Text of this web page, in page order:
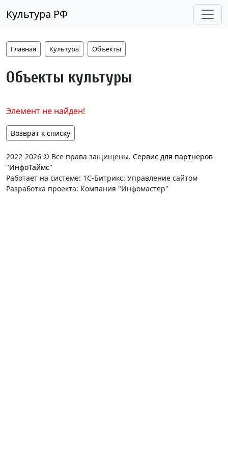
Культура РФ
Главная Культура Объекты
Объекты культуры
Элемент не найден!
Возврат к списку
2022-2026 © Все права защищены. Сервис для партнёров
"ИнфоТаймс"
Работает на системе: 1С-Битрикс: Управление сайтом
Разработка проекта: Компания "Инфомастер"